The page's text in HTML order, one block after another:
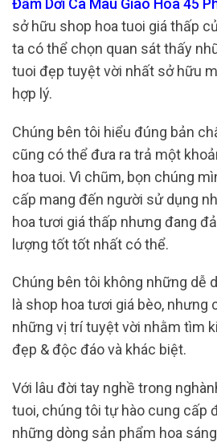
Đầm Dơi Cà Mau Giao Hoa 45
sở hữu shop hoa tuoi giá thấp
ta có thể chọn quan sát thấy
tuoi đẹp tuyệt vời nhất sở hữu
hợp lý.
Chúng bên tôi hiểu đúng bản
cũng có thể đưa ra trả một
hoa tuoi. Vì chũm, bọn chúng
cấp mang đến người sử dụng
hoa tươi giá thấp nhưng đang
lượng tốt tốt nhất có thể.
Chúng bên tôi không những dễ
là shop hoa tươi giá bèo, nhưng
những vị trí tuyệt vời nhằm tìm
đẹp & độc đáo và khác biệt.
Với lâu đời tay nghề trong
tuoi, chúng tôi tự hào cung cấp
những dòng sản phẩm hoa